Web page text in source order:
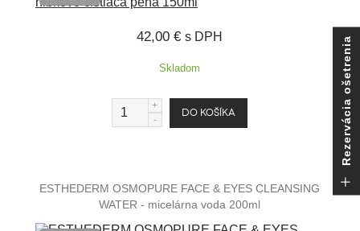
42,00 € s DPH
Skladom
ESTHEDERM OSMOPURE FACE & EYES CLEANSING
WATER - micelárna voda 200ml
Rezervácia ošetrenia